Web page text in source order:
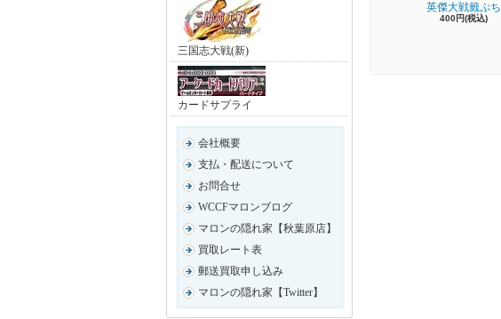
三国志大戦(新)
カードサプライ
会社概要
支払・配送について
お問合せ
WCCFマロンブログ
マロンの隠れ家【秋葉原店】
買取レート表
郵送買取申し込み
マロンの隠れ家【Twitter】
英傑大戦籤ぷち
400円(税込)